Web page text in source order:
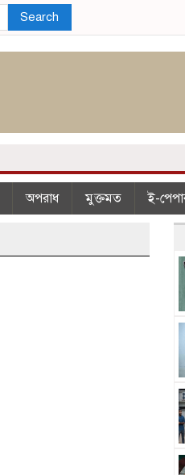
Search
অপরাধ মুক্তমত ই-